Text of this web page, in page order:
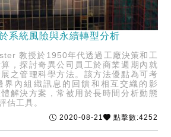
系統風險與永續轉型分析
教授於1950年代透過工廠決策和工
，探討奇異公司員工於商業週期內就
之管理科學方法。該方法優點為可考
界內組織訊息的回饋和相互交織的影
解決方案，常被用於長時間分析動態
估工具。
2020-08-21 點擊數:4252